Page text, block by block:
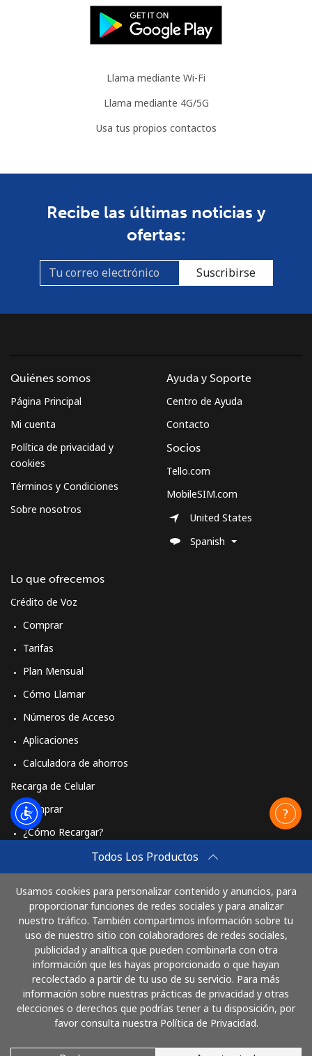
Llama mediante Wi-Fi
Llama mediante 4G/5G
Usa tus propios contactos
Recibe las últimas noticias y
ofertas:
Suscribirse
Todos Los Productos
Usamos cookies para personalizar contenido y anuncios, para
proporcionar funciones de redes sociales y para analizar
nuestro tráfico. También compartimos información sobre tu
uso de nuestro sitio con colaboradores de redes sociales,
publicidad y analítica que pueden combinarla con otra
información que les hayas proporcionado o que hayan
recolectado a partir de tu uso de su servicio. Para más
información sobre nuestras prácticas de privacidad y otras
elecciones o derechos que podrías tener a tu disposición, por
favor consulta nuestra Política de Privacidad.
Quiénes somos
Página Principal
Mi cuenta
Política de privacidad y
cookies
Términos y Condiciones
Sobre nosotros
Lo que ofrecemos
Crédito de Voz
Comprar
Tarifas
Plan Mensual
Cómo Llamar
Números de Acceso
Aplicaciones
Calculadora de ahorros
Recarga de Celular
Comprar
¿Cómo Recargar?
Comprar
Cómo funciona
Ayuda y Soporte
Centro de Ayuda
Contacto
Socios
Tello.com
MobileSIM.com
United States
Spanish
Paga con